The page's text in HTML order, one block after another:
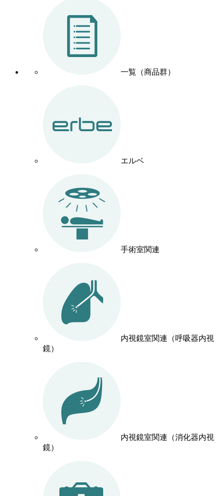
一覧（商品群）
エルベ
手術室関連
内視鏡室関連（呼吸器内視
鏡）
内視鏡室関連（消化器内視
鏡）